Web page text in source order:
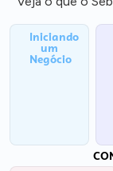
Iniciando
um
Negócio